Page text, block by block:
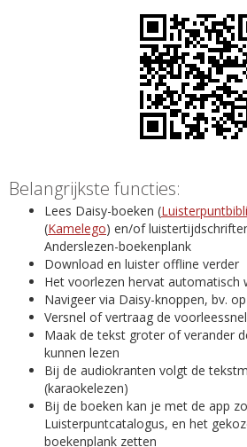
Belangrijkste functies:
Lees Daisy-boeken (
(Kamelego) en/of
Anderslezen-boekenplank
Download en luister offline verder
Het voorlezen hervat automatisch
Navigeer via Daisy-knoppen, bv.
Versnel of vertraag de
Maak de tekst groter of verander
kunnen lezen
Bij de audiokranten volgt de
(karaokelezen)
Bij de boeken kan je met de app
Luisterpuntcatalogus, en het
boekenplank zetten